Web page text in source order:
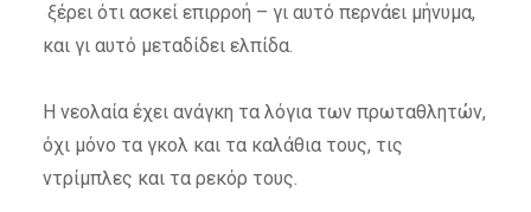
ξέρει ότι ασκεί επιρροή – γι αυτό περνάει μήνυμα,
και γι αυτό μεταδίδει ελπίδα.
Η νεολαία έχει ανάγκη τα λόγια των πρωταθλητών,
όχι μόνο τα γκολ και τα καλάθια τους, τις
ντρίμπλες και τα ρεκόρ τους.